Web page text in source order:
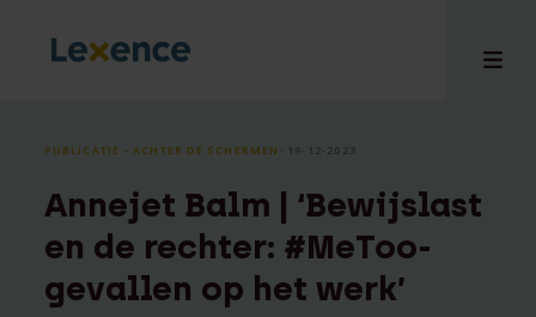
PUBLICATIE - ACHTER DE SCHERMEN ⸱ 19-12-2023
Annejet Balm | ‘Bewijslast
en de rechter: #MeToo-
gevallen op het werk’